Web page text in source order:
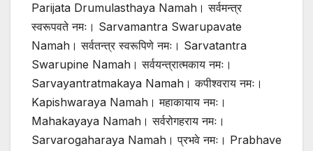
Parijata Drumulasthaya Namah। सर्वमन्त्र
स्वरूपवते नमः। Sarvamantra Swarupavate
Namah। सर्वतन्त्र स्वरूपिणे नमः। Sarvatantra
Swarupine Namah। सर्वयन्त्रात्मकाय नमः।
Sarvayantratmakaya Namah। कपीश्वराय नमः।
Kapishwaraya Namah। महाकायाय नमः।
Mahakayaya Namah। सर्वरोगहराय नमः।
Sarvarogaharaya Namah। प्रभवे नमः। Prabhave